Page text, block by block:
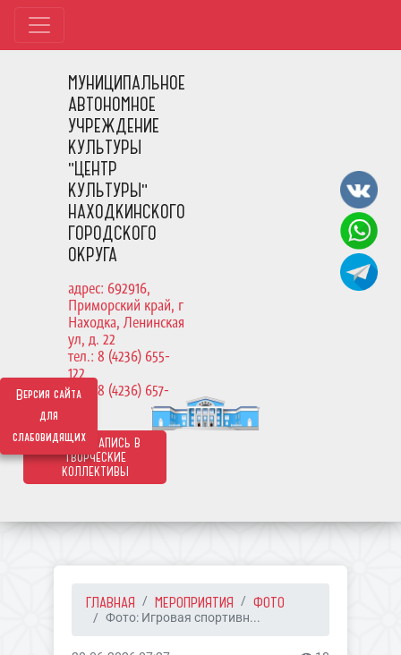
Версия сайта
для
слабовидящих
МУНИЦИПАЛЬНОЕ
АВТОНОМНОЕ
УЧРЕЖДЕНИЕ
КУЛЬТУРЫ
"ЦЕНТР
КУЛЬТУРЫ"
НАХОДКИНСКОГО
ГОРОДСКОГО
ОКРУГА
адрес: 692916,
Приморский край, г
Находка, Ленинская
ул, д. 22
тел.: 8 (4236) 655-
122
тел.: 8 (4236) 657-
ОНЛАЙН ЗАПИСЬ В
ТВОРЧЕСКИЕ
КОЛЛЕКТИВЫ
ГЛАВНАЯ МЕРОПРИЯТИЯ ФОТО
Фото: Игровая спортивн...